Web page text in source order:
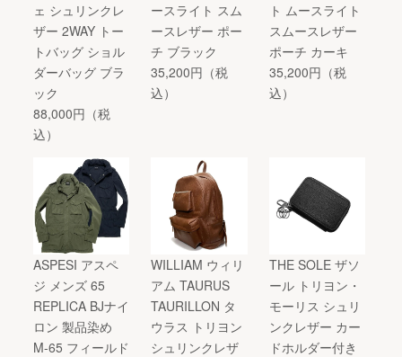
ェ シュリンクレ
ザー 2WAY トー
トバッグ ショル
ダーバッグ ブラ
ック
88,000円（税
込）
ースライト スム
ースレザー ポー
チ ブラック
35,200円（税
込）
ト ムースライト
スムースレザー
ポーチ カーキ
35,200円（税
込）
ASPESI アスペ
ジ メンズ 65
REPLICA BJナイ
ロン 製品染め
M-65 フィールド
WILLIAM ウィリ
アム TAURUS
TAURILLON タ
ウラス トリヨン
シュリンクレザ
THE SOLE ザソ
ール トリヨン・
モーリス シュリ
ンクレザー カー
ドホルダー付き